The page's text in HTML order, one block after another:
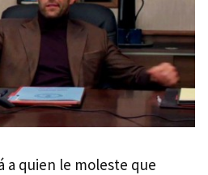
a quien le moleste que